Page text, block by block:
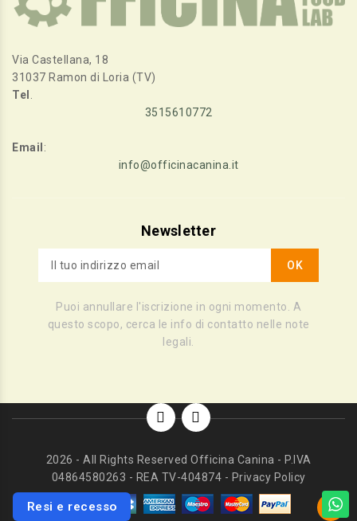
Via Castellana, 18
31037 Ramon di Loria (TV)
Tel
3515610772
Email :
info@officinacanina.it
Newsletter
Puoi annullare l'iscrizione in ogni momento. A
questo scopo, cerca le info di contatto nelle note
legali.
2026 - All Rights Reserved Officina Canina - P.IVA
04864580263 - REA TV-404874 - Privacy Policy
Resi e recesso